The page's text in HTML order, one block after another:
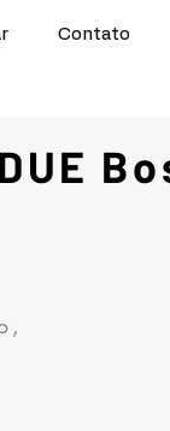
Contato